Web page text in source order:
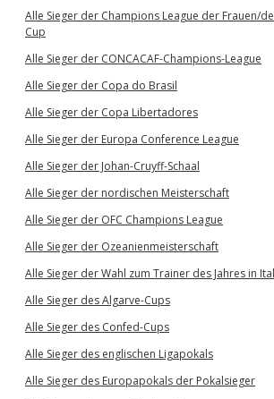
Alle Sieger der Champions League der Frauen/
Cup
Alle Sieger der CONCACAF-Champions-League
Alle Sieger der Copa do Brasil
Alle Sieger der Copa Libertadores
Alle Sieger der Europa Conference League
Alle Sieger der Johan-Cruyff-Schaal
Alle Sieger der nordischen Meisterschaft
Alle Sieger der OFC Champions League
Alle Sieger der Ozeanienmeisterschaft
Alle Sieger der Wahl zum Trainer des Jahres in
Alle Sieger des Algarve-Cups
Alle Sieger des Confed-Cups
Alle Sieger des englischen Ligapokals
Alle Sieger des Europapokals der Pokalsieger